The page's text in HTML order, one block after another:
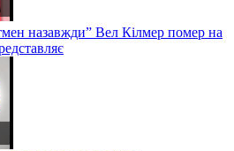
назавжди” Вел Кілмер помер на